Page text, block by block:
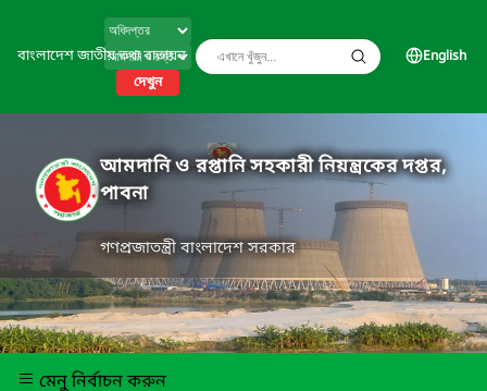
বাংলাদেশ জাতীয় তথ্য বাতায়ন
দেখুন
English
আমদানি ও রপ্তানি সহকারী নিয়ন্ত্রকের দপ্তর,
পাবনা
গণপ্রজাতন্ত্রী বাংলাদেশ সরকার
মেনু নির্বাচন করুন